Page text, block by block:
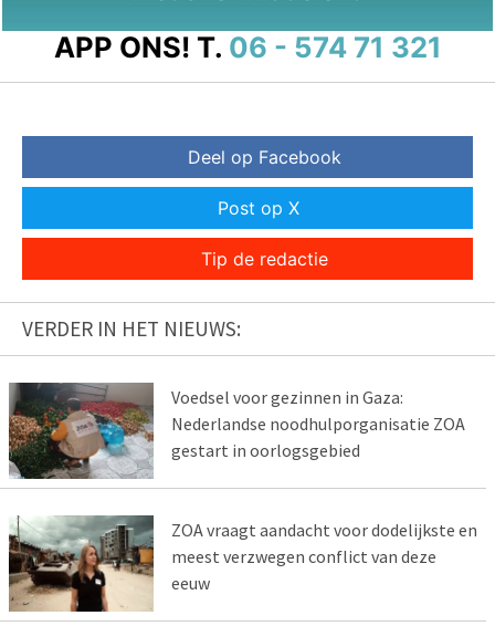
APP ONS! T. 06 - 574 71 321
Deel op Facebook
Post op X
Tip de redactie
VERDER IN HET NIEUWS:
Voedsel voor gezinnen in Gaza:
Nederlandse noodhulporganisatie ZOA
gestart in oorlogsgebied
ZOA vraagt aandacht voor dodelijkste en
meest verzwegen conflict van deze
eeuw